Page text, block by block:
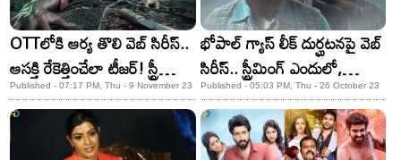
OTTలోకి ఆర్య తొలి వెబ్ సిరీస్..
ఆసక్తి రేకెత్తించేలా టీజర్! స్ట్రీమింగ్
ఎప్పుడంటే?
Published - 07:17 PM, Thu - 9 November 23
భోపాల్ గ్యాస్ లీక్ దుర్ఘటనపై వెబ్
సిరీస్.. స్ట్రీమింగ్ ఎందులో,
ఎప్పుడంటే?
Published - 05:03 PM, Thu - 26 October 23